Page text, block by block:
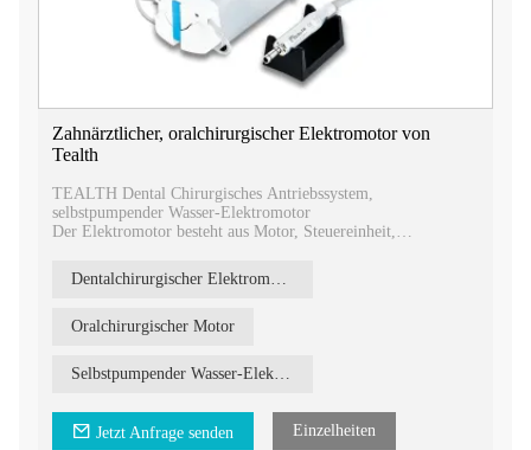
Zahnärztlicher, oralchirurgischer Elektromotor von
Tealth
TEALTH Dental Chirurgisches Antriebssystem,
selbstpumpender Wasser-Elektromotor
Der Elektromotor besteht aus Motor, Steuereinheit,
Es ist für den Einsatz in der zahnmedizinischen Oralchirurgie
und bei chirurgischen Eingriffen durch qualifiziertes Personal
Bestellcode: DIL-21C
CE: 3050EM-1
Drehmoment: 17 Ncm
Oralchirurgischer Motor
Jetzt Anfrage senden Einzelheiten